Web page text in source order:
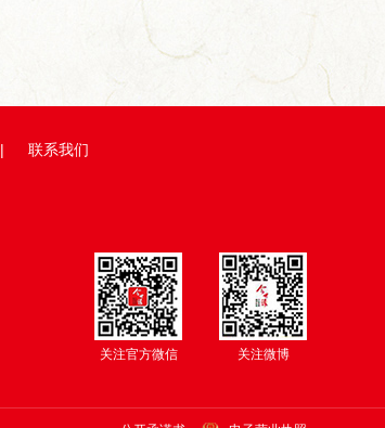
| 联系我们
关注官方微信
关注微博